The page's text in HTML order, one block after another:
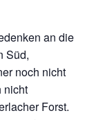
an die
Süd,
noch nicht
nicht
Forst.